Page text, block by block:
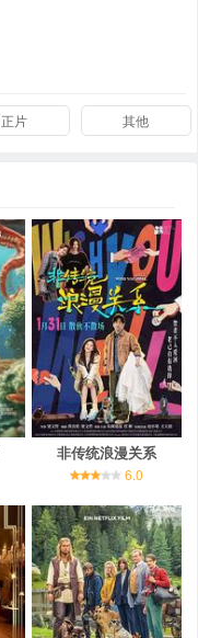
正片 其他
非传统浪漫关系
6.0